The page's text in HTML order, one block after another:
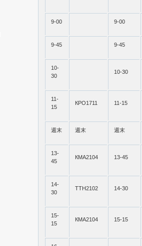
9-00 9-00
9-45 9-45
10-
30
10-30
11-
15
КРО1711 11-15
週末 週末 週末
13-
45
КМА2104 13-45
14-
30
ТТН2102 14-30
15-
15
КМА2104 15-15